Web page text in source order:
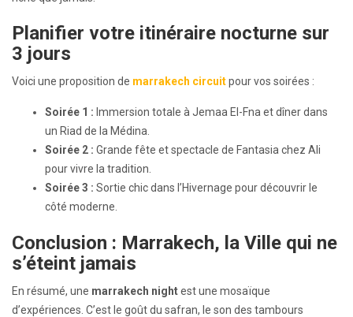
Planifier votre itinéraire nocturne sur
3 jours
Voici une proposition de marrakech circuitpour vos soirées :
Soirée 1 : Immersion totale à Jemaa El-Fna et dîner dans
un Riad de la Médina.
Soirée 2 : Grande fête et spectacle de Fantasia chez Ali
pour vivre la tradition.
Soirée 3 : Sortie chic dans l’Hivernage pour découvrir le
côté moderne.
Conclusion : Marrakech, la Ville qui ne
s’éteint jamais
En résumé, une marrakech nightest une mosaïque
d’expériences. C’est le goût du safran, le son des tambours